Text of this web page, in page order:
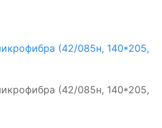
(42/085н, 140*205,
(42/085н, 140*205,